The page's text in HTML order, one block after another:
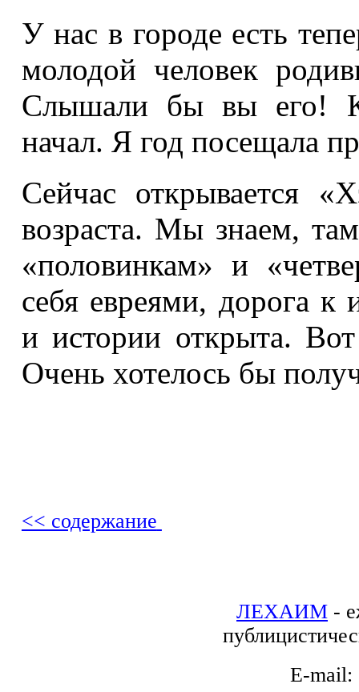
У нас в городе есть
молодой человек
Слышали бы вы его!
начал. Я год посещала
Сейчас открывается
возраста. Мы знаем,
«половинкам» и
себя евреями, дорога к
и истории открыта.
Очень хотелось бы
<< содержание
ЛЕХАИМ -
E-